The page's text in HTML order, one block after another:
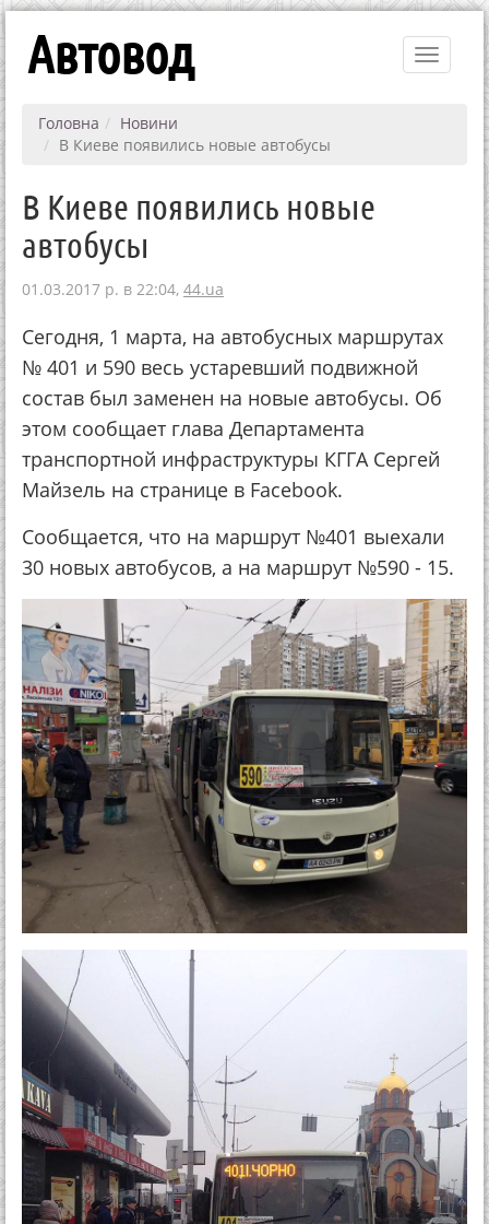
Toggle
Автовод
Головна
Новини
В Киеве появились новые автобусы
В Киеве появились новые
автобусы
01.03.2017 р. в 22:04, 44.ua
Сегодня, 1 марта, на автобусных маршрутах
№ 401 и 590 весь устаревший подвижной
состав был заменен на новые автобусы. Об
этом сообщает глава Департамента
транспортной инфраструктуры КГГА Сергей
Майзель на странице в Facebook.
Сообщается, что на маршрут №401 выехали
30 новых автобусов, а на маршрут №590 - 15.